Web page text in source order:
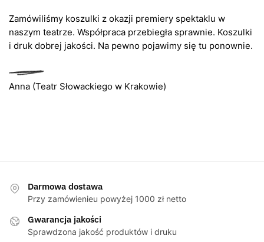
Zamówiliśmy koszulki z okazji premiery spektaklu w
naszym teatrze. Współpraca przebiegła sprawnie. Koszulki
i druk dobrej jakości. Na pewno pojawimy się tu ponownie.
Anna (Teatr Słowackiego w Krakowie)
Darmowa dostawa
Przy zamówienieu powyżej 1000 zł netto
Gwarancja jakości
Sprawdzona jakość produktów i druku